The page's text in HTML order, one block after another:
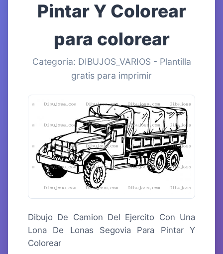
Pintar Y Colorear
para colorear
Categoría: DIBUJOS_VARIOS - Plantilla
gratis para imprimir
Dibujo De Camion Del Ejercito Con Una
Lona De Lonas Segovia Para Pintar Y
Colorear